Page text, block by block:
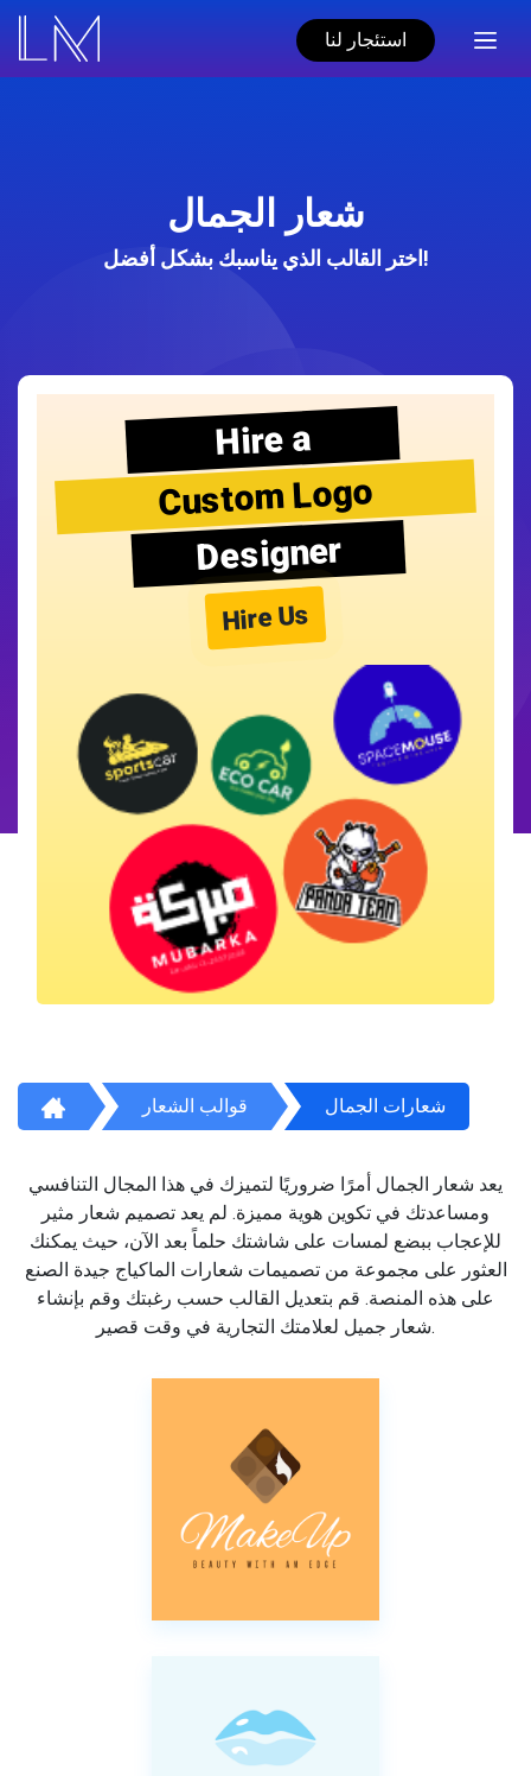
استئجار لنا
شعار الجمال
اختر القالب الذي يناسبك بشكل أفضل!
Hire a
Custom Logo
Designer
Hire Us
قوالب الشعار شعارات الجمال
يعد شعار الجمال أمرًا ضروريًا لتميزك في هذا المجال التنافسي
ومساعدتك في تكوين هوية مميزة. لم يعد تصميم شعار مثير
للإعجاب ببضع لمسات على شاشتك حلماً بعد الآن، حيث يمكنك
العثور على مجموعة من تصميمات شعارات الماكياج جيدة الصنع
على هذه المنصة. قم بتعديل القالب حسب رغبتك وقم بإنشاء
شعار جميل لعلامتك التجارية في وقت قصير.